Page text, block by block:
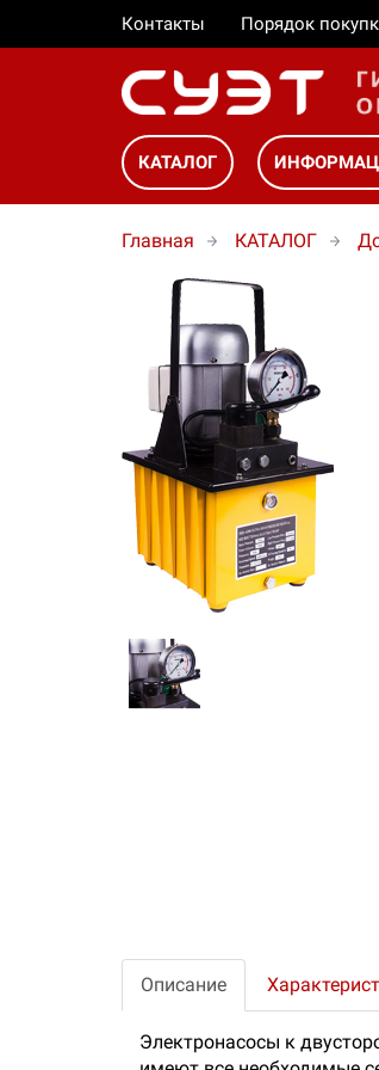
Контакты Порядок
КАТАЛОГ
Главная КАТАЛОГ
Описание
Электронасосы к